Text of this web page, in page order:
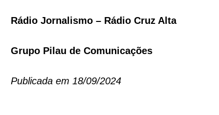
Rádio Jornalismo – Rádio Cruz Alta
Grupo Pilau de Comunicações
Publicada em 18/09/2024